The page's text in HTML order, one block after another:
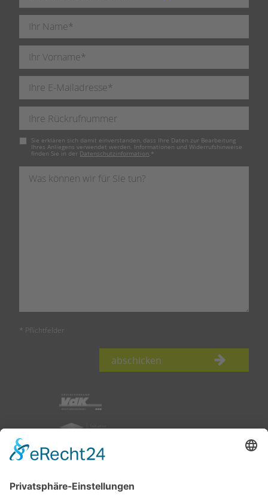
Pflichtfeld
Sie erklären sich damit einverstanden, dass Ihre Daten zur Bearbeitung
Ihres Anliegens verwendet werden. Informationen und Widerrufshinweise
finden Sie in der Datenschutzinformation. *
* Pflichtfelder
abschicken